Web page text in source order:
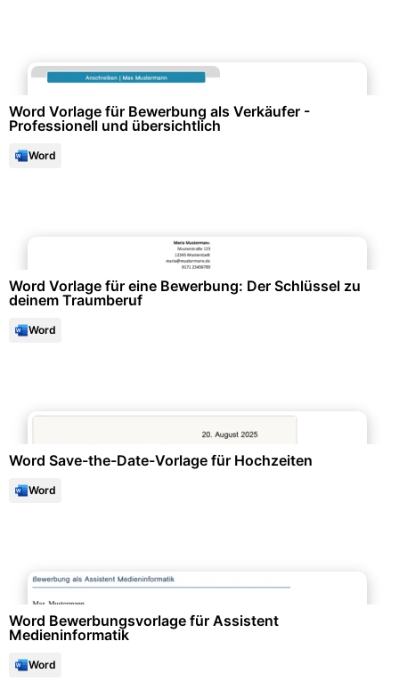
Word Vorlage für Bewerbung als Verkäufer -
Professionell und übersichtlich
Word
Word Vorlage für eine Bewerbung: Der Schlüssel zu
deinem Traumberuf
Word
Word Save-the-Date-Vorlage für Hochzeiten
Word
Word Bewerbungsvorlage für Assistent
Medieninformatik
Word